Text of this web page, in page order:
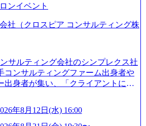
ンイベント
会社（クロスピア コンサルティング株
サルティング会社のシンプレクス社
コンサルティングファーム出身者や
出身者が集い、「クライアントにと
立ち上げた新鋭ファーム テクノロジ
大きな影響力を持つDX時代におい
年8月12日(水) 16:00